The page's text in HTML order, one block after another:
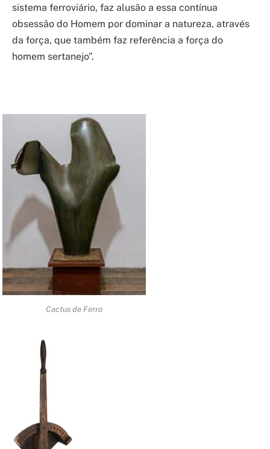
sistema ferroviário, faz alusão a essa contínua
obsessão do Homem por dominar a natureza, através
da força, que também faz referência a força do
homem sertanejo”.
Cactus de Ferro